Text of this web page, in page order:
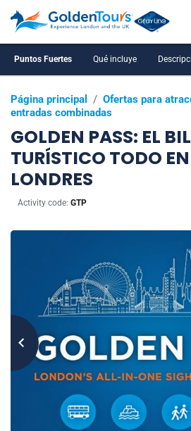
Página principal / Ofertas para
entradas combinadas
GOLDEN PASS: EL
TURÍSTICO TODO
LONDRES
Activity code: GTP
Puntos Fuertes Qué incluye